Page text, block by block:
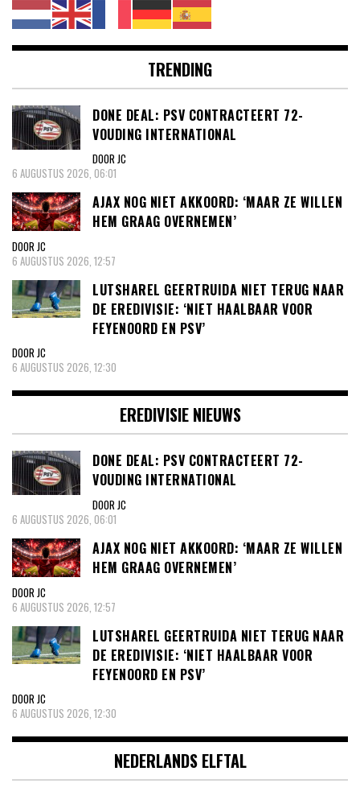
TRENDING
DONE DEAL: PSV CONTRACTEERT 72-
VOUDING INTERNATIONAL
DOOR JC
6 AUGUSTUS 2026, 06:01
AJAX NOG NIET AKKOORD: ‘MAAR ZE WILLEN
HEM GRAAG OVERNEMEN’
DOOR JC
6 AUGUSTUS 2026, 12:57
LUTSHAREL GEERTRUIDA NIET TERUG NAAR
DE EREDIVISIE: ‘NIET HAALBAAR VOOR
FEYENOORD EN PSV’
DOOR JC
6 AUGUSTUS 2026, 12:30
EREDIVISIE NIEUWS
DONE DEAL: PSV CONTRACTEERT 72-
VOUDING INTERNATIONAL
DOOR JC
6 AUGUSTUS 2026, 06:01
AJAX NOG NIET AKKOORD: ‘MAAR ZE WILLEN
HEM GRAAG OVERNEMEN’
DOOR JC
6 AUGUSTUS 2026, 12:57
LUTSHAREL GEERTRUIDA NIET TERUG NAAR
DE EREDIVISIE: ‘NIET HAALBAAR VOOR
FEYENOORD EN PSV’
DOOR JC
6 AUGUSTUS 2026, 12:30
NEDERLANDS ELFTAL